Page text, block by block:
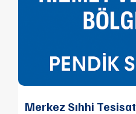
Merkez Sıhhi Tesisat